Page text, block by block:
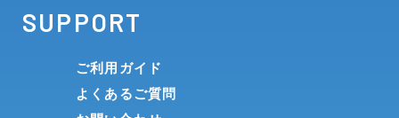
SUPPORT
ご利用ガイド
よくあるご質問